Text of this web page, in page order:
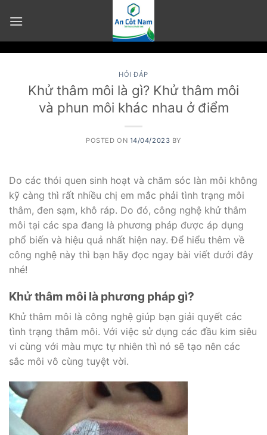
HỎI ĐÁP
Khử thâm môi là gì? Khử thâm môi
và phun môi khác nhau ở điểm
POSTED ON 14/04/2023 BY
Do các thói quen sinh hoạt và chăm sóc làn môi không
kỹ càng thì rất nhiều chị em mắc phải tình trạng môi
thâm, đen sạm, khô ráp. Do đó, công nghệ khử thâm
môi tại các spa đang là phương pháp được áp dụng
phổ biến và hiệu quả nhất hiện nay. Để hiểu thêm về
công nghệ này thì bạn hãy đọc ngay bài viết dưới đây
nhé!
Khử thâm môi là phương pháp gì?
Khử thâm môi là công nghệ giúp bạn giải quyết các
tình trạng thâm môi. Với việc sử dụng các đầu kim siêu
vi cùng với màu mực tự nhiên thì nó sẽ tạo nên các
sắc môi vô cùng tuyệt vời.